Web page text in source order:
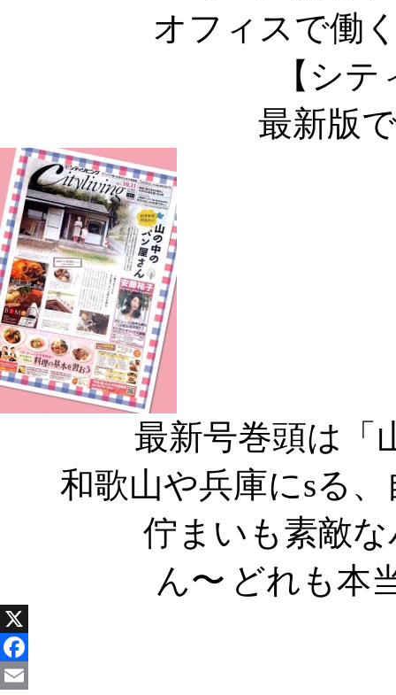
オフィスで働
【シ
最新版
最新号巻頭は「
和歌山や兵庫にsる
佇まいも素敵
ん〜 どれも本
X
Facebook